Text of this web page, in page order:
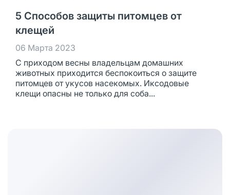
5 Способов защиты питомцев от
клещей
06 Марта 2023
С приходом весны владельцам домашних
животных приходится беспокоиться о защите
питомцев от укусов насекомых. Иксодовые
клещи опасны не только для соба...